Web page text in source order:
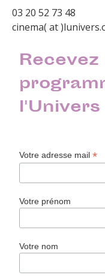
03 20 52 73 48
cinema( at
Recevez
l'Univers
Votre adresse mail*
Votre prénom
Votre nom